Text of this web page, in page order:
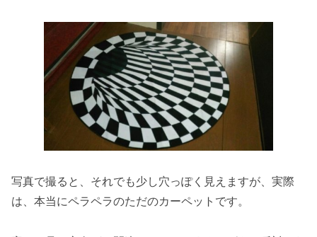
写真で撮ると、それでも少し穴っぽく見えますが、実際
は、本当にペラペラのただのカーペットです。